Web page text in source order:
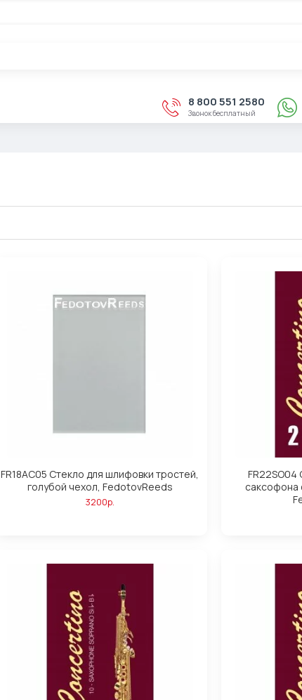
8 800 551 2580
Звонок бесплатный
FR18AC05 Стекло для шлифовки тростей,
голубой чехол, FedotovReeds
3200р.
саксофона